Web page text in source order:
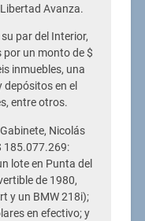
Avanza.
par del Interior,
por un monto de $
inmuebles, una
en el
entre otros.
Nicolás
185.077.269:
lote en Punta del
de 1980,
y un BMW 218i);
en efectivo; y